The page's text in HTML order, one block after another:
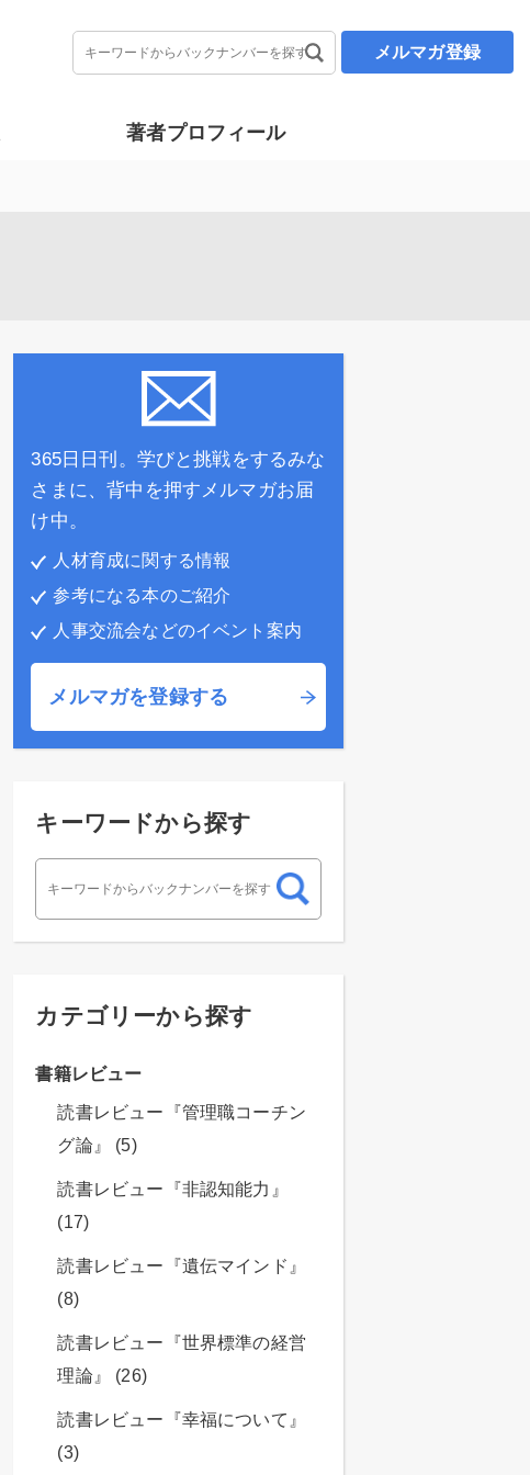
メルマガ登録
著者プロフィール
365日日刊。学びと挑戦をするみな
さまに、背中を押すメルマガお届
け中。
人材育成に関する情報
参考になる本のご紹介
人事交流会などのイベント案内
メルマガを登録する
キーワードから探す
カテゴリーから探す
書籍レビュー
読書レビュー『管理職コーチン
グ論』 (5)
読書レビュー『非認知能力』
(17)
読書レビュー『遺伝マインド』
(8)
読書レビュー『世界標準の経営
理論』 (26)
読書レビュー『幸福について』
(3)